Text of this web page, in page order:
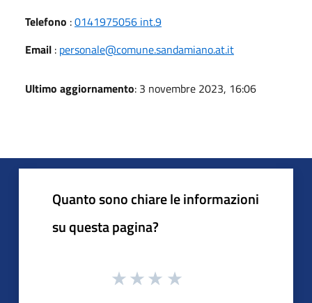
Telefono :0141975056 int.9
Email : personale@comune.sandamiano.at.it
Ultimo aggiornamento: 3 novembre 2023, 16:06
Quanto sono chiare le informazioni
su questa pagina?